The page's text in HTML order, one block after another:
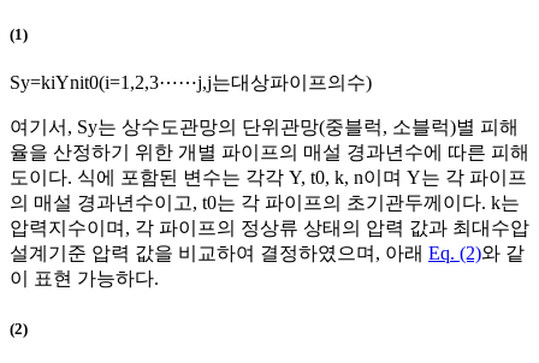
(1)
Sy=kiYnit0(i=1,2,3⋯⋯j,j는대상파이 프의 수)
여기서, Sy는 상수도관망의 단위관망(중블럭, 소블럭)별 피해
율을 산정하기 위한 개별 파이프의 매설 경과년수에 따른 피해
도이다. 식에 포함된 변수는 각각 Y, t0, k, n이며 Y는 각 파이프
의 매설 경과년수이고, t0는 각 파이프의 초기관두께이다. k는
압력지수이며, 각 파이프의 정상류 상태의 압력 값과 최대수압
설계기준 압력 값을 비교하여 결정하였으며, 아래 Eq. (2)와 같
이 표현 가능하다.
(2)